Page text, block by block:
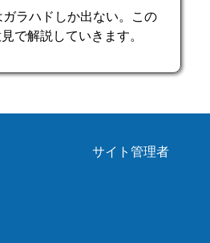
ラハドしか出ない。この
で解説していきます。
サイト管理者